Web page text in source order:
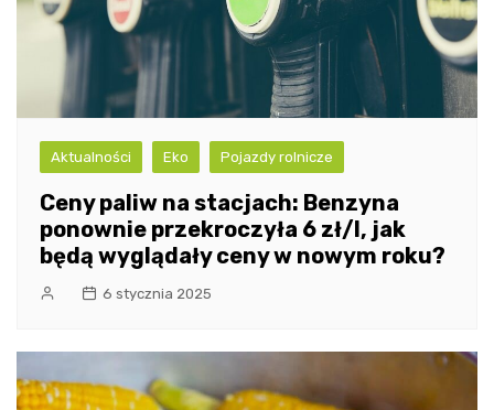
Aktualności Eko Pojazdy rolnicze
Ceny paliw na stacjach: Benzyna
ponownie przekroczyła 6 zł/l, jak
będą wyglądały ceny w nowym roku?
6 stycznia 2025